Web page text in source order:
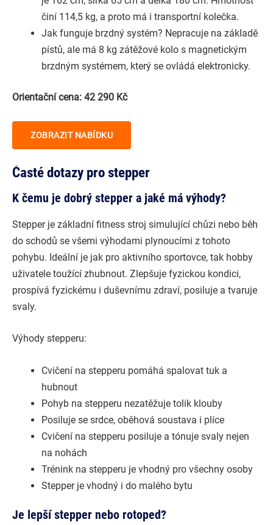
činí 114,5 kg, a proto má i transportní kolečka.
Jak funguje brzdný systém? Nepracuje na základě
pístů, ale má 8 kg zátěžové kolo s magnetickým
brzdným systémem, který se ovládá elektronicky.
Orientační cena: 42 290 Kč
ZOBRAZIT NABÍDKU
Časté dotazy pro stepper
K čemu je dobrý stepper a jaké má výhody?
Stepper je základní fitness stroj simulující chůzi nebo běh
do schodů se všemi výhodami plynoucími z tohoto
pohybu. Ideální je jak pro aktivního sportovce, tak hobby
uživatele toužící zhubnout. Zlepšuje fyzickou kondici,
prospívá fyzickému i duševnímu zdraví, posiluje a tvaruje
svaly.
Výhody stepperu:
Cvičení na stepperu pomáhá spalovat tuk a
hubnout
Pohyb na stepperu nezatěžuje tolik klouby
Posiluje se srdce, oběhová soustava i plíce
Cvičení na stepperu posiluje a tónuje svaly nejen
na nohách
Trénink na stepperu je vhodný pro všechny osoby
Stepper je vhodný i do malého bytu
Je lepší stepper nebo rotoped?